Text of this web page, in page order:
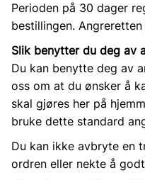
Perioden på 30 dager
bestillingen.
Slik benytter du deg av
Du kan benytte deg av
oss om at du ønsker å
skal gjøres her på
bruke dette standard
Du kan ikke avbryte en
ordren eller nekte å